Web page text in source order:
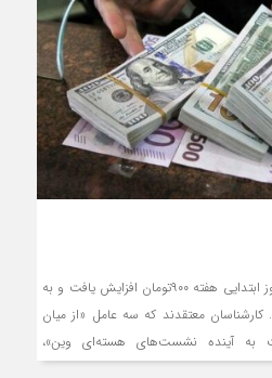
نرخ دلار غیر رسمی در معاملات روز ابتدایی هفته ۹۰۰تومان افزایش یافت و به
شد. کارشناسان معتقدند که سه عامل «از میان
به آینده نشست‌های هسته‌ای وین»،